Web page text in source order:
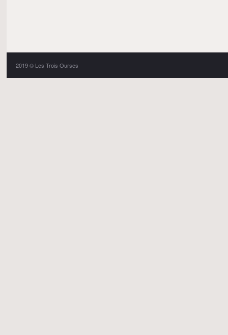
2019 © Les Trois Ourses